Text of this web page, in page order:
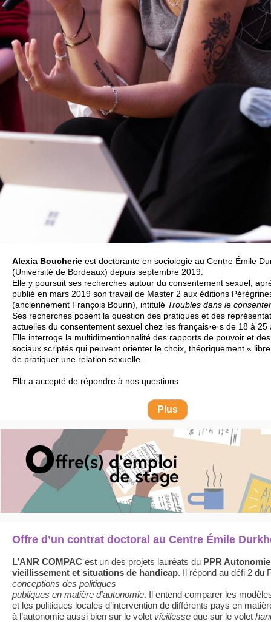
Alexia Boucherie est doctorante en sociologie au Centre Émile
(Université de Bordeaux) depuis septembre 2019.
Elle y poursuit ses recherches autour du consentement sexuel,
publié en mars 2019 son travail de Master 2 aux éditions
(anciennement François Bourin), intitulé Troubles dans le
Ses recherches posent la question des pratiques et des
actuelles du consentement sexuel chez les français·e·s de 18 à 25
Elle interroge la multidimentionnalité des rapports de pouvoir et
sociaux scriptés qui peuvent orienter le choix, théoriquement «
de pratiquer une relation sexuelle.
Ella a accepté de répondre à nos questions
Plus
Offre d’un contrat doctoral au Centre Émile
L’ANR COMPAC est un des projets lauréats du PPR
vieillissement et situations de handicap. Il répond au défi 2 du
conceptions des politiques
publiques en matière d’autonomie. Il entend comparer les
et les politiques locales d’intervention de différents pays en
à l’autonomie aussi bien sur le volet vieillesse que sur le volet